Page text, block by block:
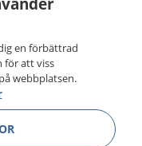
information om
du kan kontakta.
göra dina
1177 för
en förbättrad
för att viss
webbplatsen.